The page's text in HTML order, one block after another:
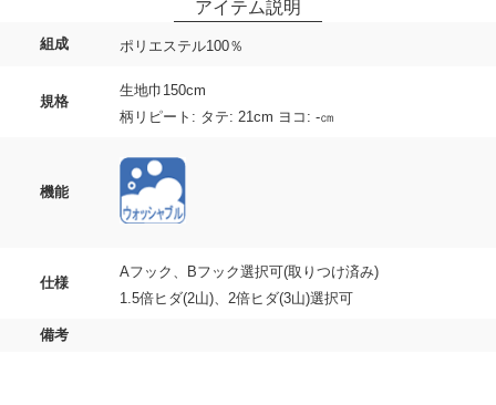
組成 ポリエステル100％
規格
生地巾150cm
柄リピート: タテ: 21cm ヨコ: -㎝
機能
仕様
Aフック、Bフック選択可(取りつけ済み)
1.5倍ヒダ(2山)、2倍ヒダ(3山)選択可
備考